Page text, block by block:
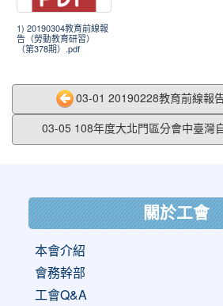
1) 20190304教育前線報
告（勞動教育研習）
（第378期）.pdf
03-01 20190228教育前線報
03-05 108年度大北門區分會中臺灣
關於工會
本會介紹
會務幹部
工會Q&A